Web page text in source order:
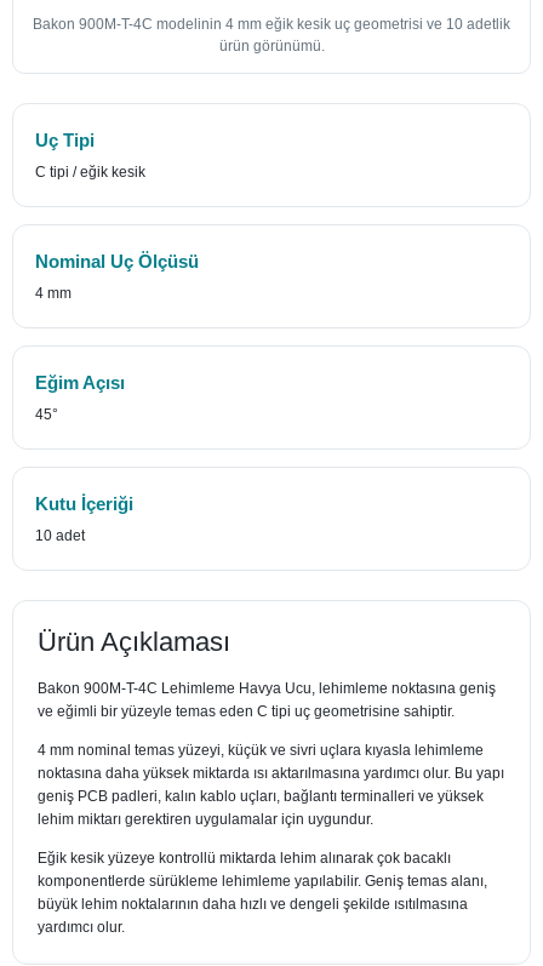
Bakon 900M-T-4C modelinin 4 mm eğik kesik uç geometrisi ve 10 adetlik
ürün görünümü.
Uç Tipi
C tipi / eğik kesik
Nominal Uç Ölçüsü
4 mm
Eğim Açısı
45°
Kutu İçeriği
10 adet
Ürün Açıklaması
Bakon 900M-T-4C Lehimleme Havya Ucu, lehimleme noktasına geniş
ve eğimli bir yüzeyle temas eden C tipi uç geometrisine sahiptir.
4 mm nominal temas yüzeyi, küçük ve sivri uçlara kıyasla lehimleme
noktasına daha yüksek miktarda ısı aktarılmasına yardımcı olur. Bu yapı
geniş PCB padleri, kalın kablo uçları, bağlantı terminalleri ve yüksek
lehim miktarı gerektiren uygulamalar için uygundur.
Eğik kesik yüzeye kontrollü miktarda lehim alınarak çok bacaklı
komponentlerde sürükleme lehimleme yapılabilir. Geniş temas alanı,
büyük lehim noktalarının daha hızlı ve dengeli şekilde ısıtılmasına
yardımcı olur.